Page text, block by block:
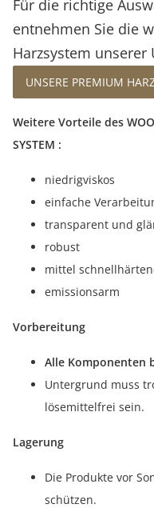
Für die richtige
entnehmen Sie die
Harzsystem
UNSERE PREMIUM
Weitere Vorteile des
SYSTEM :
niedrigviskos
einfache
transparent und
robust
mittel
emissionsarm
Vorbereitung
Alle Komponenten
Untergrund muss
lösemittelfrei sein.
Lagerung
Die Produkte vor
schützen.